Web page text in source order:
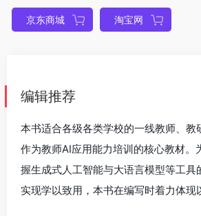
京东商城 淘宝网
编辑推荐
本书适合各级各类学校的一线教师、教
作为教师AI应用能力培训的核心教材。
握生成式人工智能与大语言模型等工具
实现学以致用，本书在编写时着力体现